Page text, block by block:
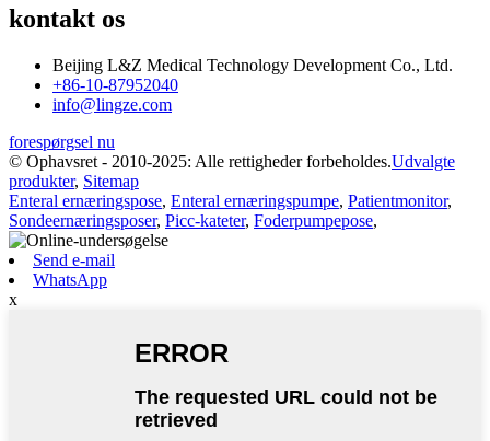
kontakt os
Beijing L&Z Medical Technology Development Co., Ltd.
+86-10-87952040
info@lingze.com
forespørgsel nu
© Ophavsret - 2010-2025: Alle rettigheder forbeholdes.Udvalgte
produkter, Sitemap
Enteral ernæringspose, Enteral ernæringspumpe, Patientmonitor,
Sondeernæringsposer, Picc-kateter, Foderpumpepose,
Send e-mail
WhatsApp
x